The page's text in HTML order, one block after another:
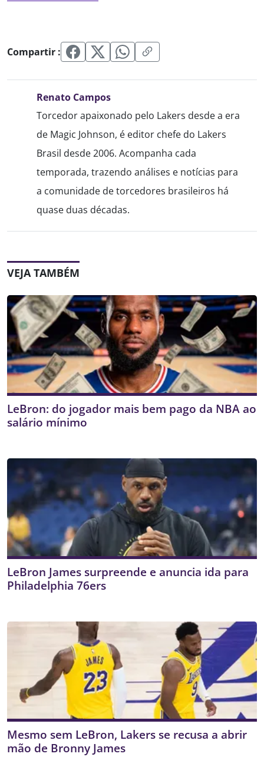
Compartir :
Renato Campos
Torcedor apaixonado pelo Lakers desde a era
de Magic Johnson, é editor chefe do Lakers
Brasil desde 2006. Acompanha cada
temporada, trazendo análises e notícias para
a comunidade de torcedores brasileiros há
quase duas décadas.
VEJA TAMBÉM
LeBron: do jogador mais bem pago da NBA ao
salário mínimo
LeBron James surpreende e anuncia ida para
Philadelphia 76ers
Mesmo sem LeBron, Lakers se recusa a abrir
mão de Bronny James